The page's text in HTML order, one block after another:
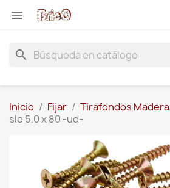

search
Inicio Fijar Tirafondos Madera
sle 5.0 x 80 -ud-